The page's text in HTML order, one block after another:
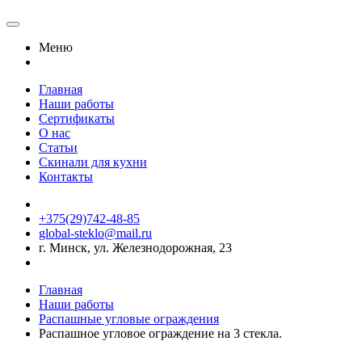
Меню
Главная
Наши работы
Сертификаты
О нас
Статьи
Скинали для кухни
Контакты
+375(29)742-48-85
global-steklo@mail.ru
г. Минск, ул. Железнодорожная, 23
Главная
Наши работы
Распашные угловые ограждения
Распашное угловое ограждение на 3 стекла.